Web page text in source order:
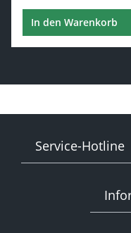
In den Warenkorb
Service-Hotline